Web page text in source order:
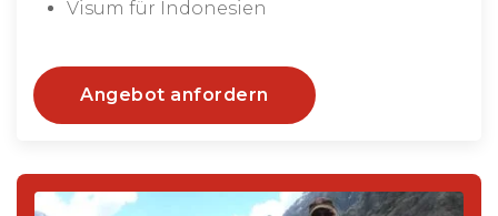
Visum für Indonesien
Angebot anfordern